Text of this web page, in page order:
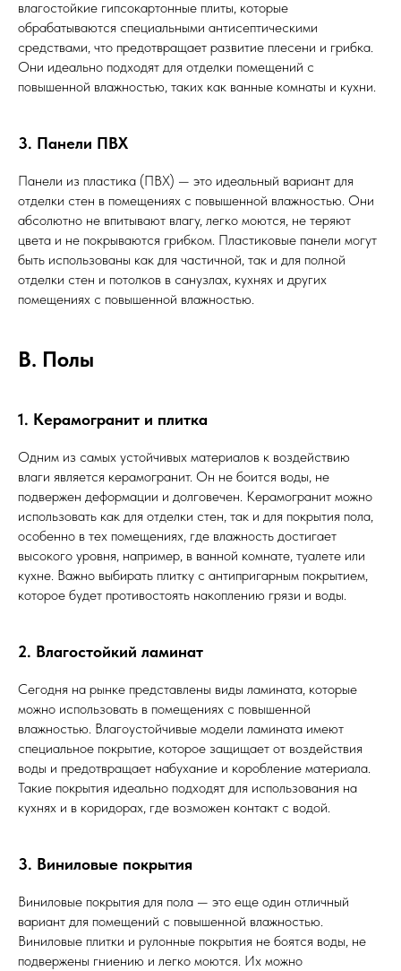
влагостойкие гипсокартонные плиты, которые
обрабатываются специальными антисептическими
средствами, что предотвращает развитие плесени и грибка.
Они идеально подходят для отделки помещений с
повышенной влажностью, таких как ванные комнаты и кухни.
3. Панели ПВХ
Панели из пластика (ПВХ) — это идеальный вариант для
отделки стен в помещениях с повышенной влажностью. Они
абсолютно не впитывают влагу, легко моются, не теряют
цвета и не покрываются грибком. Пластиковые панели могут
быть использованы как для частичной, так и для полной
отделки стен и потолков в санузлах, кухнях и других
помещениях с повышенной влажностью.
B. Полы
1. Керамогранит и плитка
Одним из самых устойчивых материалов к воздействию
влаги является керамогранит. Он не боится воды, не
подвержен деформации и долговечен. Керамогранит можно
использовать как для отделки стен, так и для покрытия пола,
особенно в тех помещениях, где влажность достигает
высокого уровня, например, в ванной комнате, туалете или
кухне. Важно выбирать плитку с антипригарным покрытием,
которое будет противостоять накоплению грязи и воды.
2. Влагостойкий ламинат
Сегодня на рынке представлены виды ламината, которые
можно использовать в помещениях с повышенной
влажностью. Влагоустойчивые модели ламината имеют
специальное покрытие, которое защищает от воздействия
воды и предотвращает набухание и коробление материала.
Такие покрытия идеально подходят для использования на
кухнях и в коридорах, где возможен контакт с водой.
3. Виниловые покрытия
Виниловые покрытия для пола — это еще один отличный
вариант для помещений с повышенной влажностью.
Виниловые плитки и рулонные покрытия не боятся воды, не
подвержены гниению и легко моются. Их можно